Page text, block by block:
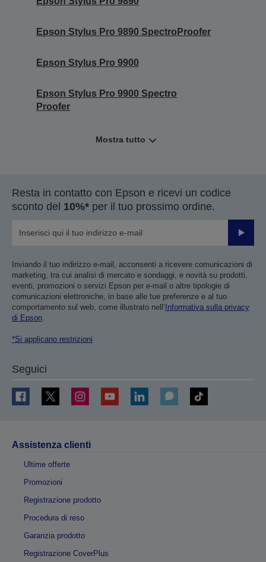
Epson Stylus Pro 9890 SpectroProofer
Epson Stylus Pro 9900
Epson Stylus Pro 9900 Spectro
Proofer
Mostra tutto
Resta in contatto con Epson e ricevi un codice
sconto del 10%* per il tuo prossimo ordine.
Invia
Inviando il tuo indirizzo e-mail, acconsenti a ricevere comunicazioni di
marketing, tra cui analisi di mercato e sondaggi, e novità su prodotti,
eventi, promozioni o servizi Epson per e-mail o altre tipologie di
comunicazioni elettroniche, in base alle tue preferenze e al tuo
comportamento sul web, come illustrato nell’Informativa sulla privacy
di Epson
*Si applicano restrizioni
Seguici
Assistenza clienti
Ultime offerte
Promozioni
Registrazione prodotto
Procedura di reso
Garanzia prodotto
Registrazione CoverPlus